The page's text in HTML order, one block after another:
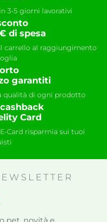
3-5 giorni lavorativi
di spesa
carrello al raggiungimento
garantiti
qualità di ogni prodotto
Card
Card risparmia sui tuoi